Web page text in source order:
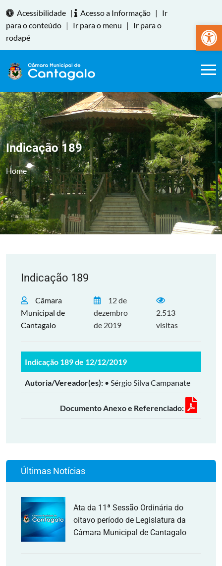
Abrir
Acessibilidade | Acesso a Informação |
Ir
para o conteúdo | Ir para o menu |
Ir para o
rodapé
Indicação 189
Home
Indicação 189
Câmara
Municipal de
Cantagalo
12 de
dezembro
de 2019
2.513
visitas
Indicação 189 de 12/12/2019
Autoria/Vereador(es): • Sérgio Silva Campanate
Documento Anexo e Referenciado:
Últimas Notícias
Ata da 11ª Sessão Ordinária do
oitavo período de Legislatura da
Câmara Municipal de Cantagalo